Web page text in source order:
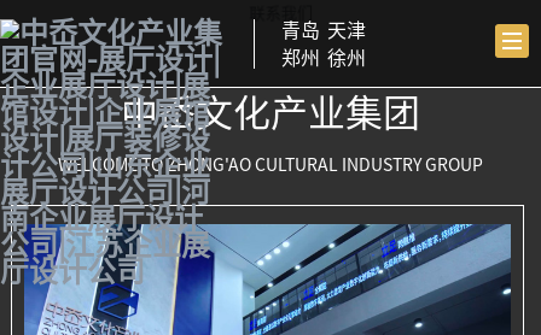
青岛 天津
郑州 徐州
中岙文化产业集团
WELCOME TO ZHONG'AO CULTURAL INDUSTRY GROUP